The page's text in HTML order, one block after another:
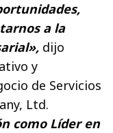
a la
dijo
y
de Servicios
Ltd.
como Líder en